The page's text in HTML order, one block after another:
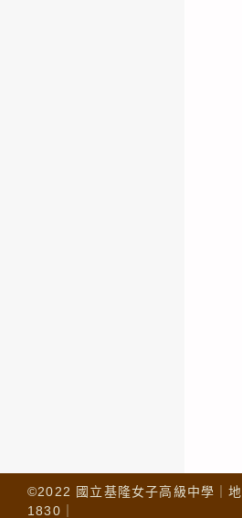
©2022 國立基隆女子高級中學｜
1830｜